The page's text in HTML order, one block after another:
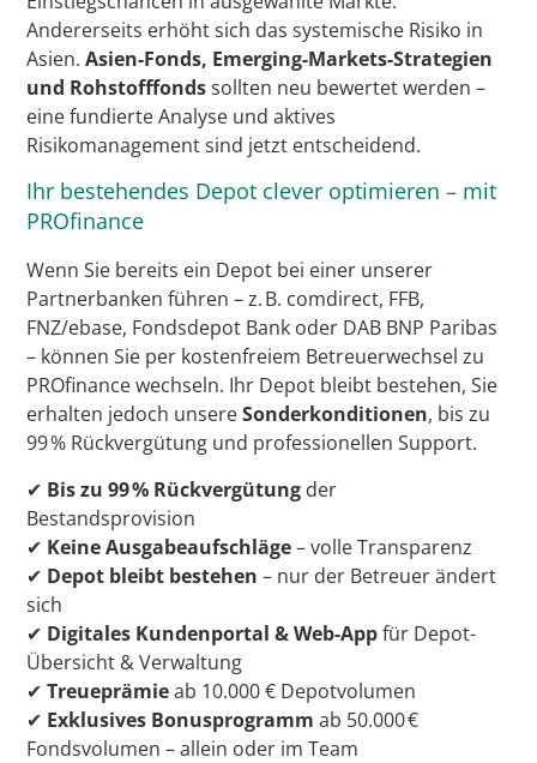
Andererseits erhöht sich das systemische Risiko in
Asien.Asien-Fonds, Emerging-Markets-Strategien
und Rohstofffondssollten neu bewertet werden –
eine fundierte Analyse und aktives
Risikomanagement sind jetzt entscheidend.
Ihr bestehendes Depot clever optimieren – mit
PROfinance
Wenn Sie bereits ein Depot bei einer unserer
Partnerbanken führen – z. B. comdirect, FFB,
FNZ/ebase, Fondsdepot Bank oder DAB BNP Paribas
– können Sie per kostenfreiem Betreuerwechsel zu
PROfinance wechseln. Ihr Depot bleibt bestehen, Sie
erhalten jedoch unsereSonderkonditionen, bis zu
99 % Rückvergütung und professionellen Support.
✔ Bis zu 99 % Rückvergütung der
Bestandsprovision
✔ Keine Ausgabeaufschläge– volle Transparenz
✔ Depot bleibt bestehen – nur der Betreuer ändert
sich
✔ Digitales Kundenportal & Web-Appfür Depot-
Übersicht & Verwaltung
✔Treueprämieab 10.000 € Depotvolumen
✔ Exklusives Bonusprogramm ab 50.000 €
Fondsvolumen – allein oder im Team